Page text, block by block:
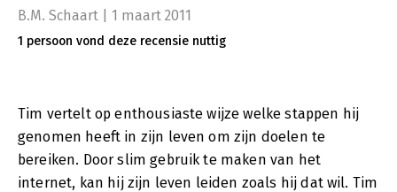
B.M. Schaart | 1 maart 2011
1 persoon vond deze recensie nuttig
Tim vertelt op enthousiaste wijze welke stappen hij
genomen heeft in zijn leven om zijn doelen te
bereiken. Door slim gebruik te maken van het
internet, kan hij zijn leven leiden zoals hij dat wil. Tim